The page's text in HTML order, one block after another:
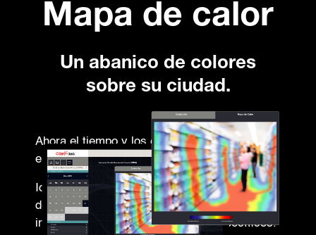
Mapa de calor
Un abanico de colores
sobre su ciudad.
Ahora el tiempo y los espacios se mostrarán
en rojo.
Identifica las áreas con saturación o alto flujo
de personas en diferentes puntos de sus
instalaciones según días y horas específicos.